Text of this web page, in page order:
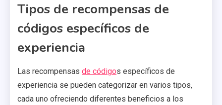
Tipos de recompensas de
códigos específicos de
experiencia
Las recompensas de códigos específicos de
experiencia se pueden categorizar en varios tipos,
cada uno ofreciendo diferentes beneficios a los